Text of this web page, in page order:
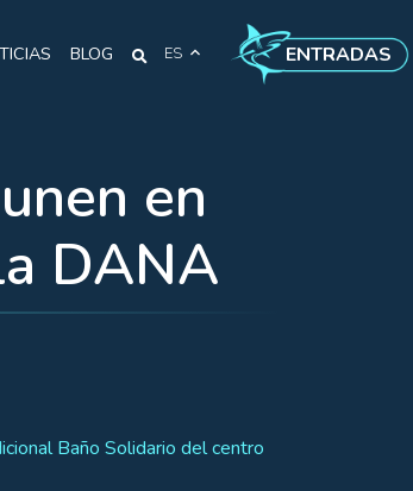
ES
BLOG ENTRADAS
en
DANA
Baño Solidario del centro